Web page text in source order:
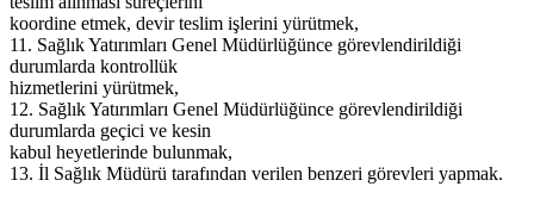
koordine etmek, devir teslim işlerini yürütmek,
11. Sağlık Yatırımları Genel Müdürlüğünce görevlendirildiği
durumlarda kontrollük
hizmetlerini yürütmek,
12. Sağlık Yatırımları Genel Müdürlüğünce görevlendirildiği
durumlarda geçici ve kesin
kabul heyetlerinde bulunmak,
13. İl Sağlık Müdürü tarafından verilen benzeri görevleri yapmak.